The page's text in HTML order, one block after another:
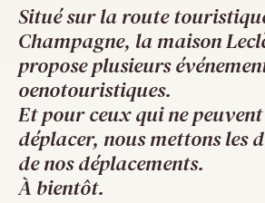
Situé sur la route
Champagne, la maison
propose plusieurs
oenotouristiques.
Et pour ceux qui ne peuvent
déplacer, nous mettons les
de nos déplacements.
À bientôt.